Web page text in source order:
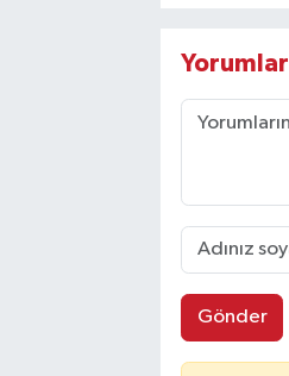
Yorumlar
Gönder